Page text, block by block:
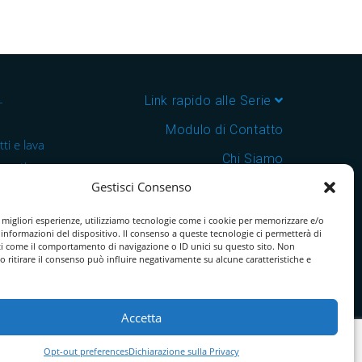
Gestisci Consenso
esperienze, utilizziamo tecnologie come i cookie per memorizzare e/o
informazioni del dispositivo. Il consenso a queste tecnologie ci permetterà di
come il comportamento di navigazione o ID unici su questo sito. Non
ritirare il consenso può influire negativamente su alcune caratteristiche e
Accetta
Opt-out preferencesDichiarazione sulla Privacy
e lava
e
in
Link rapido alle Serie
Modulo di Contatto
Chi Siamo
Download Catalogo PDF
Cookie Policy